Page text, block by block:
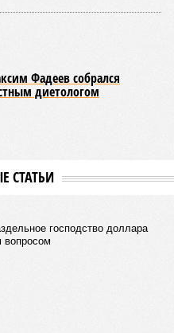
Фадеев собрался
диетологом
СТАТЬИ
господство доллара